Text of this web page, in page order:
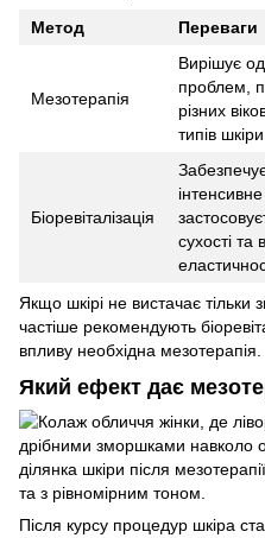
Метод
Переваги
Мезотерапія
Вирішує
проблем,
різних
типів шкіри
Біоревіталізація
сухості та
Якщо шкірі не вистачає тільки
частіше рекомендують
впливу необхідна мезотерапія.
Який ефект дає
Після курсу процедур шкіра